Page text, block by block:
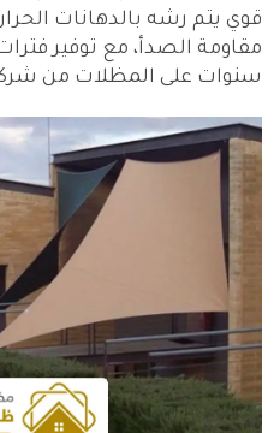
قوي يتم رشه بالدهانات
سنوات على المظلات من